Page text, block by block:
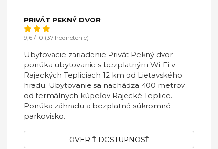
PRIVÁT PEKNÝ DVOR
9,6 / 10 (37 hodnotenie)
Ubytovacie zariadenie Privát Pekný dvor
ponúka ubytovanie s bezplatným Wi-Fi v
Rajeckých Tepliciach 12 km od Lietavského
hradu. Ubytovanie sa nachádza 400 metrov
od termálnych kúpeľov Rajecké Teplice.
Ponúka záhradu a bezplatné súkromné
parkovisko.
OVERIŤ DOSTUPNOSŤ